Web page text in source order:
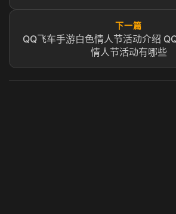
下一篇
QQ飞车手游白色情人节活动介绍
情人节活动有哪些